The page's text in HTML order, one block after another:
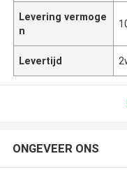
Levering vermoge
n
Levertijd
ONGEVEER ONS